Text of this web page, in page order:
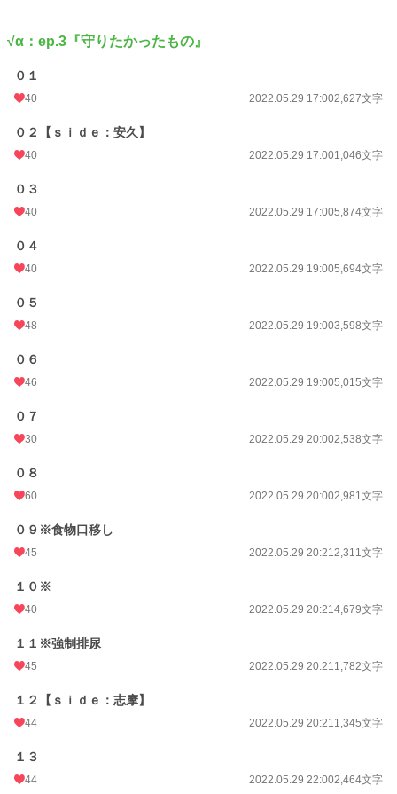
√α：ep.3『守りたかったもの』
０１
40 2022.05.29 17:002,627文字
０２【ｓｉｄｅ：安久】
40 2022.05.29 17:001,046文字
０３
40 2022.05.29 17:005,874文字
０４
40 2022.05.29 19:005,694文字
０５
48 2022.05.29 19:003,598文字
０６
46 2022.05.29 19:005,015文字
０７
30 2022.05.29 20:002,538文字
０８
60 2022.05.29 20:002,981文字
０９※食物口移し
45 2022.05.29 20:212,311文字
１０※
40 2022.05.29 20:214,679文字
１１※強制排尿
45 2022.05.29 20:211,782文字
１２【ｓｉｄｅ：志摩】
44 2022.05.29 20:211,345文字
１３
44 2022.05.29 22:002,464文字